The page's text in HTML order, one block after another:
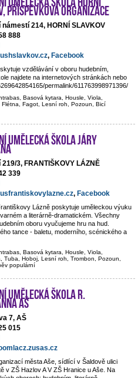
příspěvková organizace
námestí 214, HORNÍ SLAVKOV
888
, Facebook
vzdělávání v oboru hudebním,
najdete na internetových stránkách nebo
permalink/611763998971396/
Basová kytara, Housle, Viola,
Fagot, Lesní roh, Pozoun, Bicí
umělecká škola Járy
219/3, FRANTIŠKOVY LÁZNĚ
339
, Facebook
Lázně poskytuje uměleckou výuku
a literárně-dramatickém. Všechny
oboru vyučujeme hru na hud.
tance - baletu, moderního, scénického a
Basová kytara, Housle, Viola,
Hoboj, Lesní roh, Trombon, Pozoun,
populární
umělecká škola R.
Aš
7, AŠ
015
města Aše, sídlící v Šaldově ulici
v ZŠ Hazlov A V ZŠ Hranice u Aše. Na